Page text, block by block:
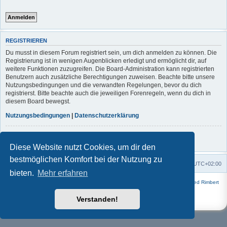
Diese Website nutzt Cookies, um dir den
bestmöglichen Komfort bei der Nutzung zu
bieten. Mehr erfahren
Verstanden!
REGISTRIEREN
Du musst in diesem Forum registriert sein, um dich anmelden zu können. Die
Registrierung ist in wenigen Augenblicken erledigt und ermöglicht dir, auf
weitere Funktionen zuzugreifen. Die Board-Administration kann registrierten
Benutzern auch zusätzliche Berechtigungen zuweisen. Beachte bitte unsere
Nutzungsbedingungen und die verwandten Regelungen, bevor du dich
registrierst. Bitte beachte auch die jeweiligen Forenregeln, wenn du dich in
diesem Board bewegst.
Nutzungsbedingungen | Datenschutzerklärung
Foren-Übersicht Alle Zeiten sind UTC+02:00
Fred Rimbert
phpBB.de
Datenschutz|Nutzungsbedingungen